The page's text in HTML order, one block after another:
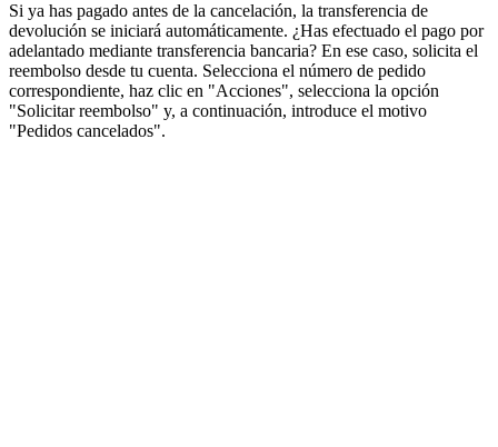
Si ya has pagado antes de la cancelación, la transferencia de
devolución se iniciará automáticamente. ¿Has efectuado el pago por
adelantado mediante transferencia bancaria? En ese caso, solicita el
reembolso desde tu cuenta. Selecciona el número de pedido
correspondiente, haz clic en "Acciones", selecciona la opción
"Solicitar reembolso" y, a continuación, introduce el motivo
"Pedidos cancelados".